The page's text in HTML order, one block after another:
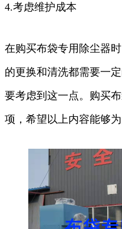
4.考虑维护成本
在购买布袋专用除尘器
的更换和清洗都需要一
要考虑到这一点。购买
项，希望以上内容能够